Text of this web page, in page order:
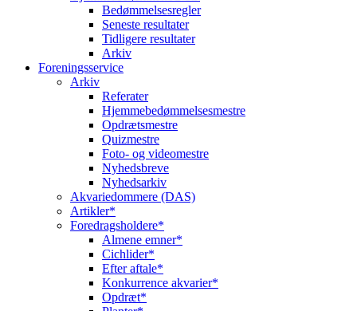
Bedømmelsesregler
Seneste resultater
Tidligere resultater
Arkiv
Foreningsservice
Arkiv
Referater
Hjemmebedømmelsesmestre
Opdrætsmestre
Quizmestre
Foto- og videomestre
Nyhedsbreve
Nyhedsarkiv
Akvariedommere (DAS)
Artikler*
Foredragsholdere*
Almene emner*
Cichlider*
Efter aftale*
Konkurrence akvarier*
Opdræt*